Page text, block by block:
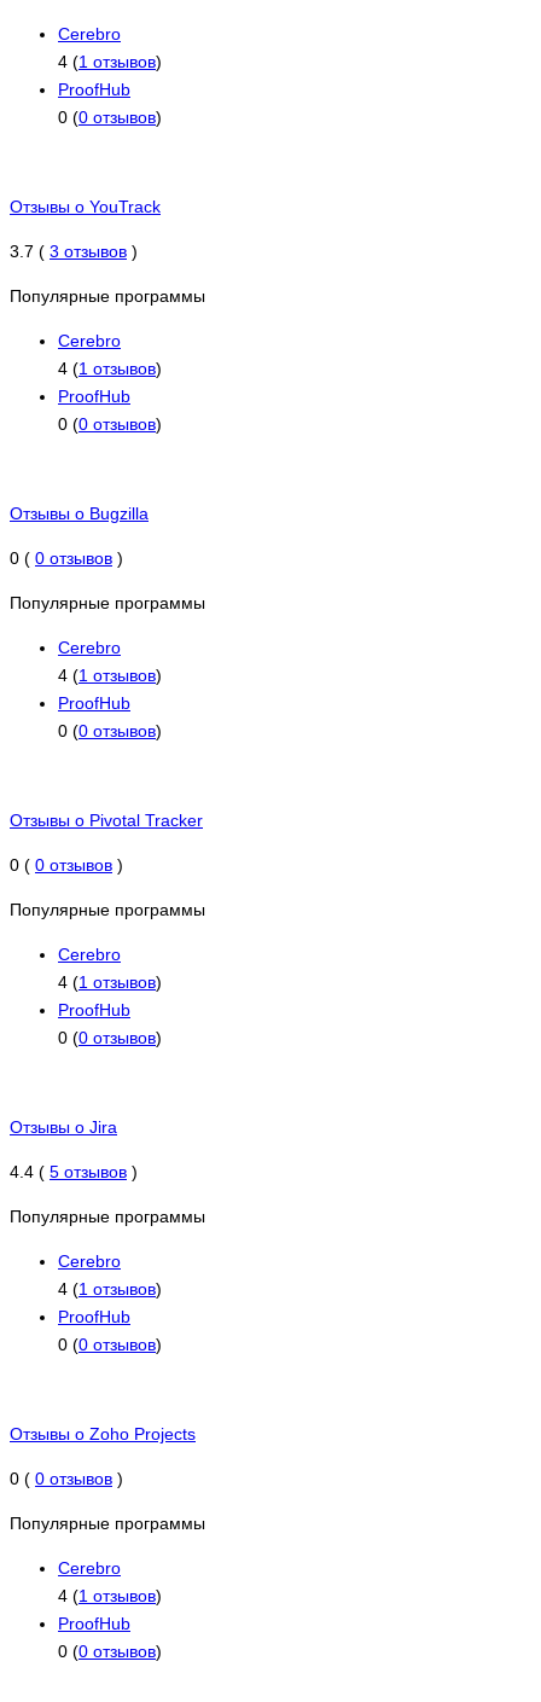
Cerebro
4 (1 отзывов)
ProofHub
0 (0 отзывов)
Отзывы о YouTrack
3.7 ( 3 отзывов )
Популярные программы
Cerebro
4 (1 отзывов)
ProofHub
0 (0 отзывов)
Отзывы о Bugzilla
0 ( 0 отзывов )
Популярные программы
Cerebro
4 (1 отзывов)
ProofHub
0 (0 отзывов)
Отзывы о Pivotal Tracker
0 ( 0 отзывов )
Популярные программы
Cerebro
4 (1 отзывов)
ProofHub
0 (0 отзывов)
Отзывы о Jira
4.4 ( 5 отзывов )
Популярные программы
Cerebro
4 (1 отзывов)
ProofHub
0 (0 отзывов)
Отзывы о Zoho Projects
0 ( 0 отзывов )
Популярные программы
Cerebro
4 (1 отзывов)
ProofHub
0 (0 отзывов)